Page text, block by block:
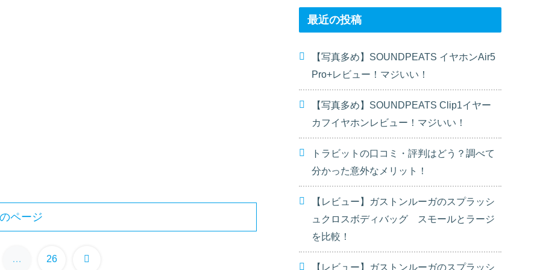
ページ
… 26 次
最近の投稿
【写真多め】SOUNDPEATS イヤホンAir5
Pro+レビュー！マジいい！
【写真多め】SOUNDPEATS Clip1イヤー
カフイヤホンレビュー！マジいい！
トラビットの口コミ・評判はどう？調べて
分かった意外なメリット！
【レビュー】ガストンルーガのスプラッシ
ュクロスボディバッグ スモールとラージ
を比較！
【レビュー】ガストンルーガのスプラッシ